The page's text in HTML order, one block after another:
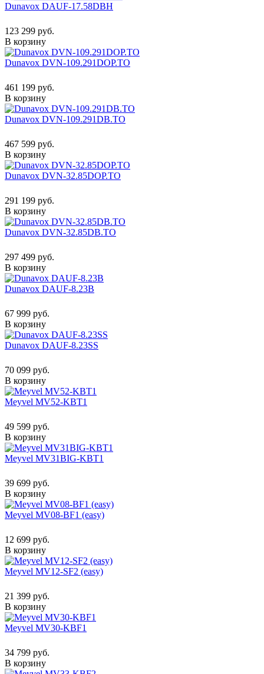
Dunavox DAUF-17.58DBH
123 299 руб.
В корзину
Dunavox DVN-109.291DOP.TO
461 199 руб.
В корзину
Dunavox DVN-109.291DB.TO
467 599 руб.
В корзину
Dunavox DVN-32.85DOP.TO
291 199 руб.
В корзину
Dunavox DVN-32.85DB.TO
297 499 руб.
В корзину
Dunavox DAUF-8.23B
67 999 руб.
В корзину
Dunavox DAUF-8.23SS
70 099 руб.
В корзину
Meyvel MV52-KBT1
49 599 руб.
В корзину
Meyvel MV31BIG-KBT1
39 699 руб.
В корзину
Meyvel MV08-BF1 (easy)
12 699 руб.
В корзину
Meyvel MV12-SF2 (easy)
21 399 руб.
В корзину
Meyvel MV30-KBF1
34 799 руб.
В корзину